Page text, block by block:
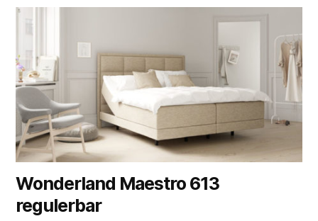
Wonderland Maestro 613
regulerbar